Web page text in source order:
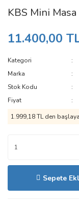
KBS Mini
11.400,00
Kategori
Marka
Stok Kodu
Fiyat
1.999,18 TL den
Sepete